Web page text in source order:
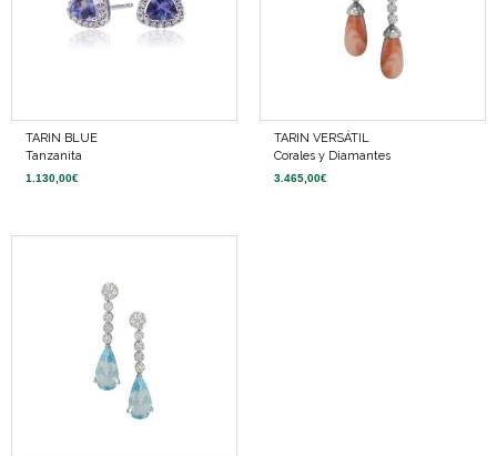
TARIN BLUE
Tanzanita
1.130,00€
TARIN VERSÁTIL
Corales y Diamantes
3.465,00€